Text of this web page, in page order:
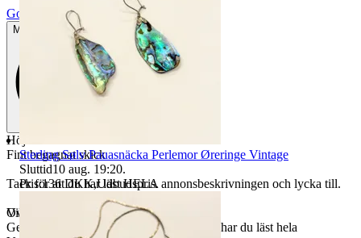
God brugt stand
Mindre tegn på brug
Höjd ca 7 cm
Fint begagnat skick
Tack för att du har läst HELA annonsbeskrivningen och lycka till.
Villkor:
Genom att lägga bud på våra auktioner så har du läst hela
Oversat af Vis originalen
Sterling Sølv Pauasnäcka Perlemor Øreringe Vintage
Sluttid10 aug. 19:20.
Pris:136 DKK,Udbudspris.